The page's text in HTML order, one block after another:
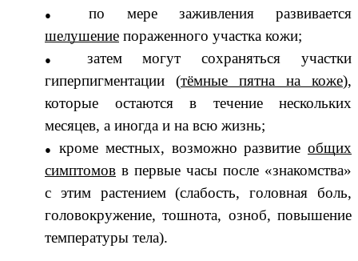
по мере заживления развивается
шелушение пораженного участка кожи;
затем могут сохраняться участки
гиперпигментации (тёмные пятна на коже),
которые остаются в течение нескольких
месяцев, а иногда и на всю жизнь;
кроме местных, возможно развитиеобщих
симптомов в первые часы после «знакомства»
с этим растением (слабость, головная боль,
головокружение, тошнота, озноб, повышение
температуры тела).